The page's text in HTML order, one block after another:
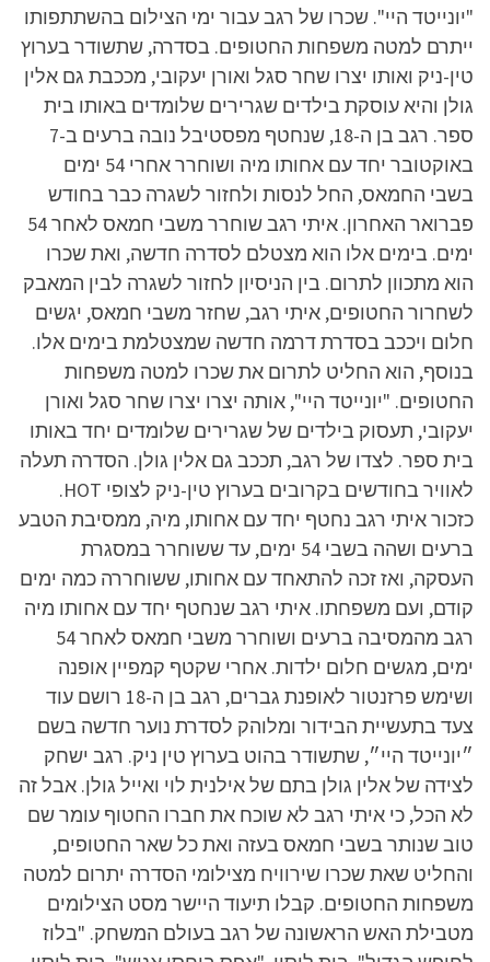
"יונייטד היי". שכרו של רגב עבור ימי הצילום בהשתתפותו
ייתרם למטה משפחות החטופים. בסדרה, שתשודר בערוץ
טין-ניק ואותו יצרו שחר סגל ואורן יעקובי, מככבת גם אלין
גולן והיא עוסקת בילדים שגרירים שלומדים באותו בית
ספר. רגב בן ה-18, שנחטף מפסטיבל נובה ברעים ב-7
באוקטובר יחד עם אחותו מיה ושוחרר אחרי 54 ימים
בשבי החמאס, החל לנסות ולחזור לשגרה כבר בחודש
פברואר האחרון. איתי רגב שוחרר משבי חמאס לאחר 54
ימים. בימים אלו הוא מצטלם לסדרה חדשה, ואת שכרו
הוא מתכוון לתרום. בין הניסיון לחזור לשגרה לבין המאבק
לשחרור החטופים, איתי רגב, שחזר משבי חמאס, יגשים
חלום ויככב בסדרת דרמה חדשה שמצטלמת בימים אלו.
בנוסף, הוא החליט לתרום את שכרו למטה משפחות
החטופים. "יונייטד היי", אותה יצרו יצרו שחר סגל ואורן
יעקובי, תעסוק בילדים של שגרירים שלומדים יחד באותו
בית ספר. לצדו של רגב, תככב גם אלין גולן. הסדרה תעלה
לאוויר בחודשים בקרובים בערוץ טין-ניק לצופי HOT.
כזכור איתי רגב נחטף יחד עם אחותו, מיה, ממסיבת הטבע
ברעים ושהה בשבי 54 ימים, עד ששוחרר במסגרת
העסקה, ואז זכה להתאחד עם אחותו, ששוחררה כמה ימים
קודם, ועם משפחתו. איתי רגב שנחטף יחד עם אחותו מיה
רגב מהמסיבה ברעים ושוחרר משבי חמאס לאחר 54
ימים, מגשים חלום ילדות. אחרי שקטף קמפיין אופנה
ושימש פרזנטור לאופנת גברים, רגב בן ה-18 רושם עוד
צעד בתעשיית הבידור ומלוהק לסדרת נוער חדשה בשם
״יונייטד היי״, שתשודר בהוט בערוץ טין ניק. רגב ישחק
לצידה של אלין גולן בתם של אילנית לוי ואייל גולן. אבל זה
לא הכל, כי איתי רגב לא שוכח את חברו החטוף עומר שם
טוב שנותר בשבי חמאס בעזה ואת כל שאר החטופים,
והחליט שאת שכרו שירוויח מצילומי הסדרה יתרום למטה
משפחות החטופים. קבלו תיעוד היישר מסט הצילומים
מטבילת האש הראשונה של רגב בעולם המשחק. "בלוז